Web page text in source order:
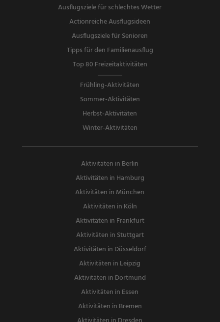
Ausflugsziele für schlechtes Wetter
Actionreiche Ausflugsideen
Ausflugsziele für Senioren
Tipps für den Familienausflug
Top 80 Freizeitaktivitäten
Frühling-Aktivitäten
Sommer-Aktivitäten
Herbst-Aktivitäten
Winter-Aktivitäten
Aktivitäten in Berlin
Aktivitäten in Hamburg
Aktivitäten in München
Aktivitäten in Köln
Aktivitäten in Frankfurt
Aktivitäten in Stuttgart
Aktivitäten in Düsseldorf
Aktivitäten in Leipzig
Aktivitäten in Dortmund
Aktivitäten in Essen
Aktivitäten in Bremen